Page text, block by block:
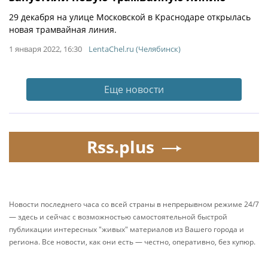
29 декабря на улице Московской в Краснодаре открылась
новая трамвайная линия.
1 января 2022, 16:30 LentaChel.ru (Челябинск)
Еще новости
Rss.plus
Новости последнего часа со всей страны в непрерывном режиме 24/7
— здесь и сейчас с возможностью самостоятельной быстрой
публикации интересных "живых" материалов из Вашего города и
региона. Все новости, как они есть — честно, оперативно, без купюр.